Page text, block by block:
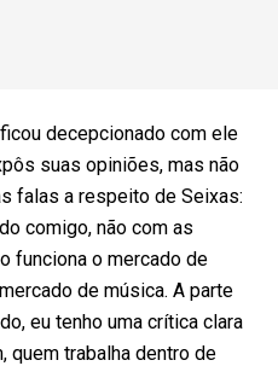
decepcionado com ele
suas opiniões, mas não
falas a respeito de Seixas:
comigo, não com as
funciona o mercado de
de música. A parte
eu tenho uma crítica clara
quem trabalha dentro de